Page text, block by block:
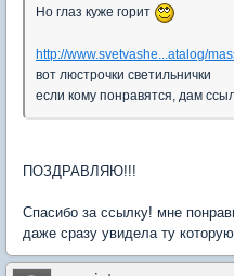
Но глаз куже горит
http://www.svetvashe...atalog/
вот люстрочки светильнички
если кому понравятся, дам
ПОЗДРАВЛЯЮ!!!
Спасибо за ссылку! мне
даже сразу увидела ту